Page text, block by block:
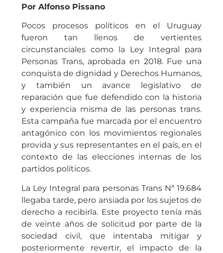
Por Alfonso Pissano
Pocos procesos políticos en el Uruguay
fueron tan llenos de vertientes
circunstanciales como la Ley Integral para
Personas Trans, aprobada en 2018. Fue una
conquista de dignidad y Derechos Humanos,
y también un avance legislativo de
reparación que fue defendido con la historia
y experiencia misma de las personas trans.
Esta campaña fue marcada por el encuentro
antagónico con los movimientos regionales
provida y sus representantes en el país, en el
contexto de las elecciones internas de los
partidos políticos.
La Ley Integral para personas Trans Nª 19.684
llegaba tarde, pero ansiada por los sujetos de
derecho a recibirla. Este proyecto tenía más
de veinte años de solicitud por parte de la
sociedad civil, que intentaba mitigar y
posteriormente revertir, el impacto de la